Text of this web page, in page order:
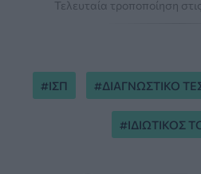
Τελευταία τροποποίηση
ΙΣΠ ΔΙΑΓΝΩΣΤΙΚΟ
ΙΔΙΩΤΙΚΟΣ